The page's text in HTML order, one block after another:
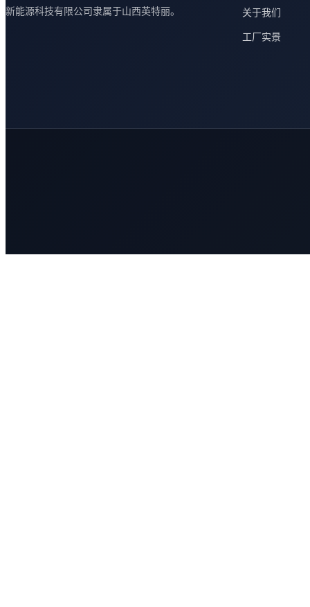
新能源科技有限公司隶属于山西英特丽。
关于我们
工厂实景